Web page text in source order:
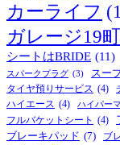
カーライフ
ガレージ19
シートはBRIDE (11)
スパークプラグ (3) スー
タイヤ預りサービス (4)
ハイエース (4) ハイパー
フルバケットシート (4)
ブレーキパッド (7) ブ